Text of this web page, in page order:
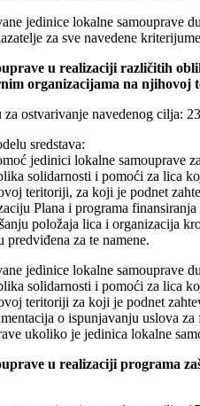
jedinice lokalne samouprave
za sve navedene
u realizaciji različitih
organizacijama na njihovoj
ostvarivanje navedenog cilja:
sredstava:
jedinici lokalne samouprave
solidarnosti i pomoći za lica
teritoriji, za koji je podnet
Plana i programa
položaja lica i organizacija
predviđena za te namene.
jedinice lokalne samouprave
solidarnosti i pomoći za lica
teritoriji za koji je podnet
o ispunjavanju uslova
ukoliko je jedinica lokalne
u realizaciji programa